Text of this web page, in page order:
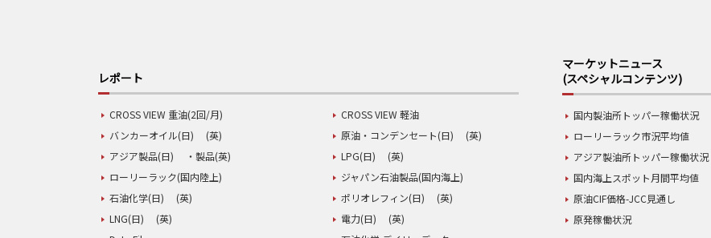
レポート
CROSS VIEW 重油(2回/月)
CROSS VIEW 軽油
バンカーオイル(日)
(英) 原油・コンデンセート(日)
(英)
アジア製品(日)
・製品(英) LPG(日)
(英)
ローリーラック(国内陸上)
ジャパン石油製品(国内海上)
石油化学(日)
(英) ポリオレフィン(日)
(英)
LNG(日)
(英) 電力(日)
(英)
マーケットニュース
(スペシャルコンテンツ)
国内製油所トッパー稼働状況
ローリーラック市況平均値
アジア製油所トッパー稼働状況
国内海上スポット月間平均値
原油CIF価格-JCC見通し
原発稼働状況